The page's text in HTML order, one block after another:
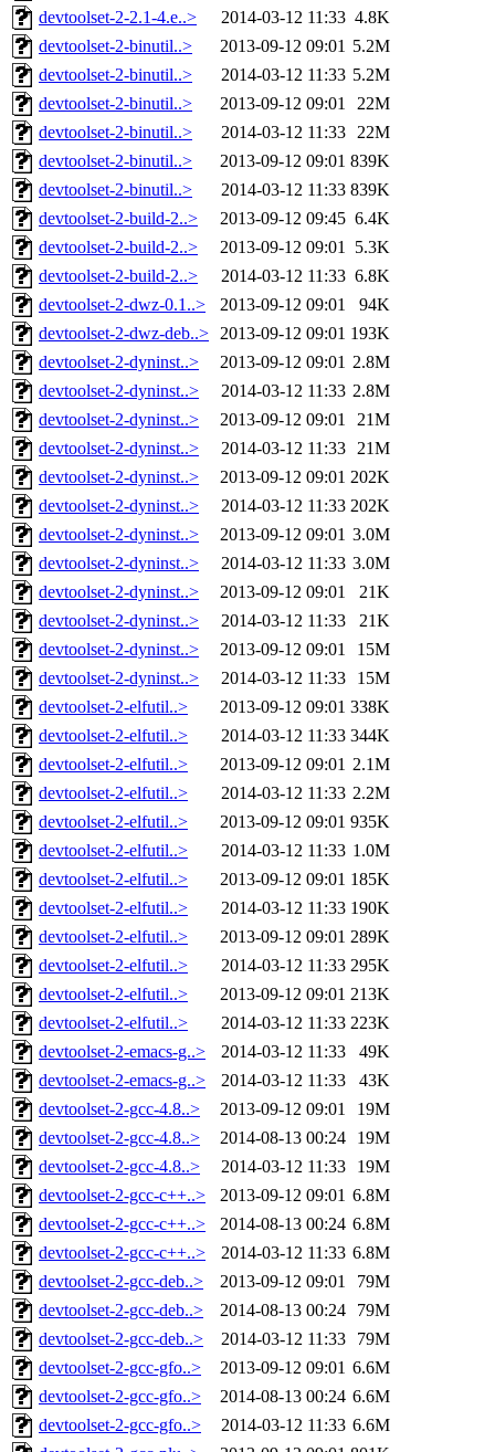
devtoolset-2-2.1-4.e..>
2014-03-12 11:33 4.8K
devtoolset-2-binutil..>
2013-09-12 09:01 5.2M
devtoolset-2-binutil..>
2014-03-12 11:33 5.2M
devtoolset-2-binutil..>
2013-09-12 09:01
22M
devtoolset-2-binutil..>
2014-03-12 11:33 22M
devtoolset-2-binutil..>
2013-09-12 09:01 839K
devtoolset-2-binutil..>
2014-03-12 11:33 839K
devtoolset-2-build-2..>
2013-09-12 09:45 6.4K
devtoolset-2-build-2..>
2013-09-12 09:01 5.3K
devtoolset-2-build-2..>
2014-03-12 11:33 6.8K
devtoolset-2-dwz-0.1..>
2013-09-12 09:01
94K
devtoolset-2-dwz-deb..> 2013-09-12 09:01 193K
devtoolset-2-dyninst..>
2013-09-12 09:01 2.8M
devtoolset-2-dyninst..>
2014-03-12 11:33 2.8M
devtoolset-2-dyninst..>
2013-09-12 09:01
21M
devtoolset-2-dyninst..>
2014-03-12 11:33 21M
devtoolset-2-dyninst..>
2013-09-12 09:01 202K
devtoolset-2-dyninst..>
2014-03-12 11:33 202K
devtoolset-2-dyninst..>
2013-09-12 09:01 3.0M
devtoolset-2-dyninst..>
2014-03-12 11:33 3.0M
devtoolset-2-dyninst..>
2013-09-12 09:01
21K
devtoolset-2-dyninst..>
2014-03-12 11:33
21K
devtoolset-2-dyninst..>
2013-09-12 09:01
15M
devtoolset-2-dyninst..>
2014-03-12 11:33
15M
devtoolset-2-elfutil..>
2013-09-12 09:01 338K
devtoolset-2-elfutil..>
2014-03-12 11:33 344K
devtoolset-2-elfutil..>
2013-09-12 09:01 2.1M
devtoolset-2-elfutil..>
2014-03-12 11:33 2.2M
devtoolset-2-elfutil..>
2013-09-12 09:01 935K
devtoolset-2-elfutil..>
2014-03-12 11:33 1.0M
devtoolset-2-elfutil..>
2013-09-12 09:01 185K
devtoolset-2-elfutil..>
2014-03-12 11:33 190K
devtoolset-2-elfutil..>
2013-09-12 09:01 289K
devtoolset-2-elfutil..>
2014-03-12 11:33 295K
devtoolset-2-elfutil..>
2013-09-12 09:01 213K
devtoolset-2-elfutil..>
2014-03-12 11:33 223K
devtoolset-2-emacs-g..>
2014-03-12 11:33
49K
devtoolset-2-emacs-g..>
2014-03-12 11:33
43K
devtoolset-2-gcc-4.8..>
2013-09-12 09:01
19M
devtoolset-2-gcc-4.8..>
2014-08-13 00:24
19M
devtoolset-2-gcc-4.8..>
2014-03-12 11:33
19M
devtoolset-2-gcc-c++..>
2013-09-12 09:01 6.8M
devtoolset-2-gcc-c++..>
2014-08-13 00:24 6.8M
devtoolset-2-gcc-c++..>
2014-03-12 11:33 6.8M
devtoolset-2-gcc-deb..>
2013-09-12 09:01
79M
devtoolset-2-gcc-deb..>
2014-08-13 00:24
79M
devtoolset-2-gcc-deb..>
2014-03-12 11:33
79M
devtoolset-2-gcc-gfo..>
2013-09-12 09:01 6.6M
devtoolset-2-gcc-gfo..>
2014-08-13 00:24 6.6M
devtoolset-2-gcc-gfo..>
2014-03-12 11:33 6.6M